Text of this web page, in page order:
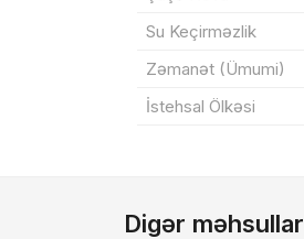
Su Keçirməzlik
Zəmanət (Ümumi)
İstehsal Ölkəsi
Digər məhsullar